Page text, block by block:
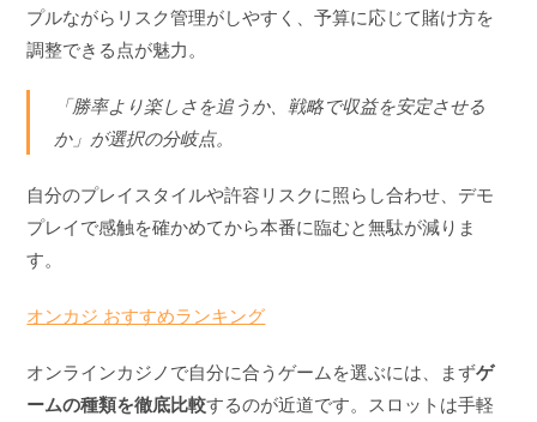
プルながらリスク管理がしやすく、予算に応じて賭け方を
調整できる点が魅力。
「勝率より楽しさを追うか、戦略で収益を安定させる
か」が選択の分岐点。
自分のプレイスタイルや許容リスクに照らし合わせ、デモ
プレイで感触を確かめてから本番に臨むと無駄が減りま
す。
オンカジ おすすめランキング
オンラインカジノで自分に合うゲームを選ぶには、まずゲ
ームの種類を徹底比較するのが近道です。スロットは手軽